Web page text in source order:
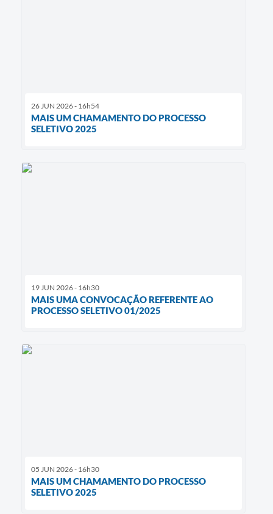
26 JUN 2026 - 16h54
MAIS UM CHAMAMENTO DO PROCESSO
SELETIVO 2025
19 JUN 2026 - 16h30
MAIS UMA CONVOCAÇÃO REFERENTE AO
PROCESSO SELETIVO 01/2025
05 JUN 2026 - 16h30
MAIS UM CHAMAMENTO DO PROCESSO
SELETIVO 2025